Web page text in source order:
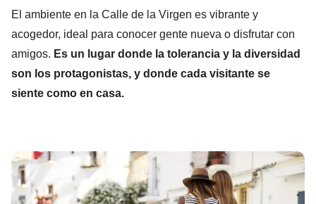
El ambiente en la Calle de la Virgen es vibrante y
acogedor, ideal para conocer gente nueva o disfrutar con
amigos. Es un lugar donde la tolerancia y la diversidad
son los protagonistas, y donde cada visitante se
siente como en casa.